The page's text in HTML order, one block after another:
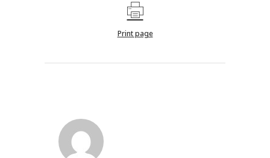
Print page